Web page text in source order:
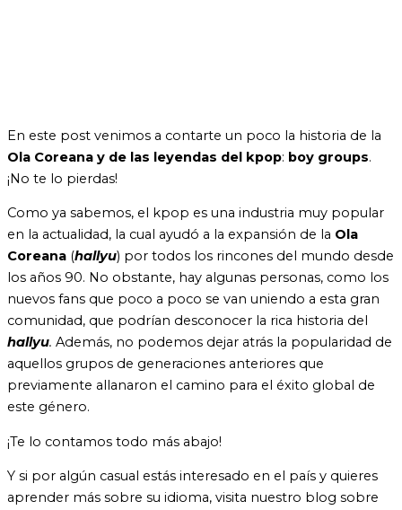
En este post venimos a contarte un poco la historia de la
Ola Coreana y de las leyendas del kpop: boy groups.
¡No te lo pierdas!
Como ya sabemos, el kpop es una industria muy popular
en la actualidad, la cual ayudó a la expansión de la Ola
Coreana (hallyu) por todos los rincones del mundo desde
los años 90. No obstante, hay algunas personas, como los
nuevos fans que poco a poco se van uniendo a esta gran
comunidad, que podrían desconocer la rica historia del
hallyu. Además, no podemos dejar atrás la popularidad de
aquellos grupos de generaciones anteriores que
previamente allanaron el camino para el éxito global de
este género.
¡Te lo contamos todo más abajo!
Y si por algún casual estás interesado en el país y quieres
aprender más sobre su idioma, visita nuestro blog sobre